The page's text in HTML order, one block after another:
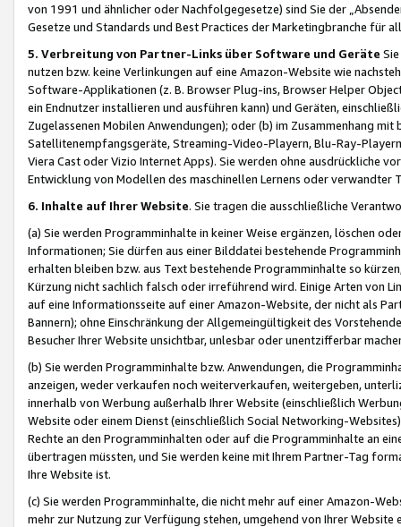
von 1991 und ähnlicher oder Nachfolgegesetze) sind Sie der
Gesetze und Standards und Best Practices der Marketingbranche für
5. Verbreitung von Partner-Links über Software und Geräte
nutzen bzw. keine Verlinkungen auf eine Amazon-Website wie
Software-Applikationen (z. B. Browser Plug-ins, Browser Helper
ein Endnutzer installieren und ausführen kann) und Geräten,
Zugelassenen Mobilen Anwendungen); oder (b) im Zusammenhang
Satellitenempfangsgeräte, Streaming-Video-Playern, Blu-Ray-
Viera Cast oder Vizio Internet Apps). Sie werden ohne ausdrückliche
Entwicklung von Modellen des maschinellen Lernens oder
6. Inhalte auf Ihrer Website. Sie tragen die ausschließliche
(a) Sie werden Programminhalte in keiner Weise ergänzen, löschen
Informationen; Sie dürfen aus einer Bilddatei bestehende
erhalten bleiben bzw. aus Text bestehende Programminhalte so
Kürzung nicht sachlich falsch oder irreführend wird. Einige Arten von
auf eine Informationsseite auf einer Amazon-Website, der nicht als
Bannern); ohne Einschränkung der Allgemeingültigkeit des
Besucher Ihrer Website unsichtbar, unlesbar oder unentzifferbar
(b) Sie werden Programminhalte bzw. Anwendungen, die
anzeigen, weder verkaufen noch weiterverkaufen, weitergeben,
innerhalb von Werbung außerhalb Ihrer Website (einschließlich
Website oder einem Dienst (einschließlich Social Networking-
Rechte an den Programminhalten oder auf die Programminhalte an
übertragen müssten, und Sie werden keine mit Ihrem Partner-Tag
Ihre Website ist.
(c) Sie werden Programminhalte, die nicht mehr auf einer Amazon-
mehr zur Nutzung zur Verfügung stehen, umgehend von Ihrer